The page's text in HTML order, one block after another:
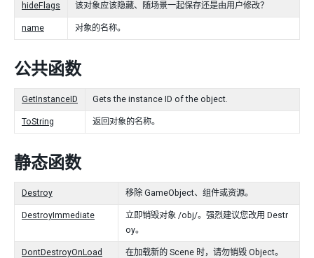
hideFlags 该对象应该隐藏、随场景一起保存还是由用户修改？
name 对象的名称。
公共函数
GetInstanceID Gets the instance ID of the object.
ToString 返回对象的名称。
静态函数
Destroy 移除 GameObject、组件或资源。
DestroyImmediate
立即销毁对象 /obj/。强烈建议您改用 Destr
oy。
DontDestroyOnLoad 在加载新的 Scene 时，请勿销毁 Object。